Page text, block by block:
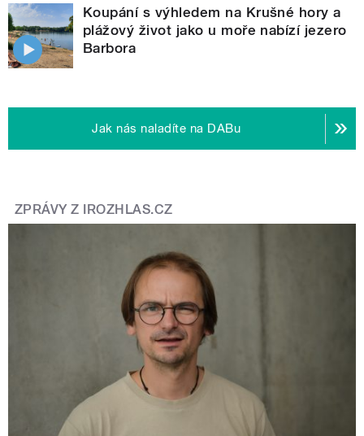
Koupání s výhledem na Krušné hory a
plážový život jako u moře nabízí jezero
Barbora
Jak nás naladíte na DABu
ZPRÁVY Z IROZHLAS.CZ